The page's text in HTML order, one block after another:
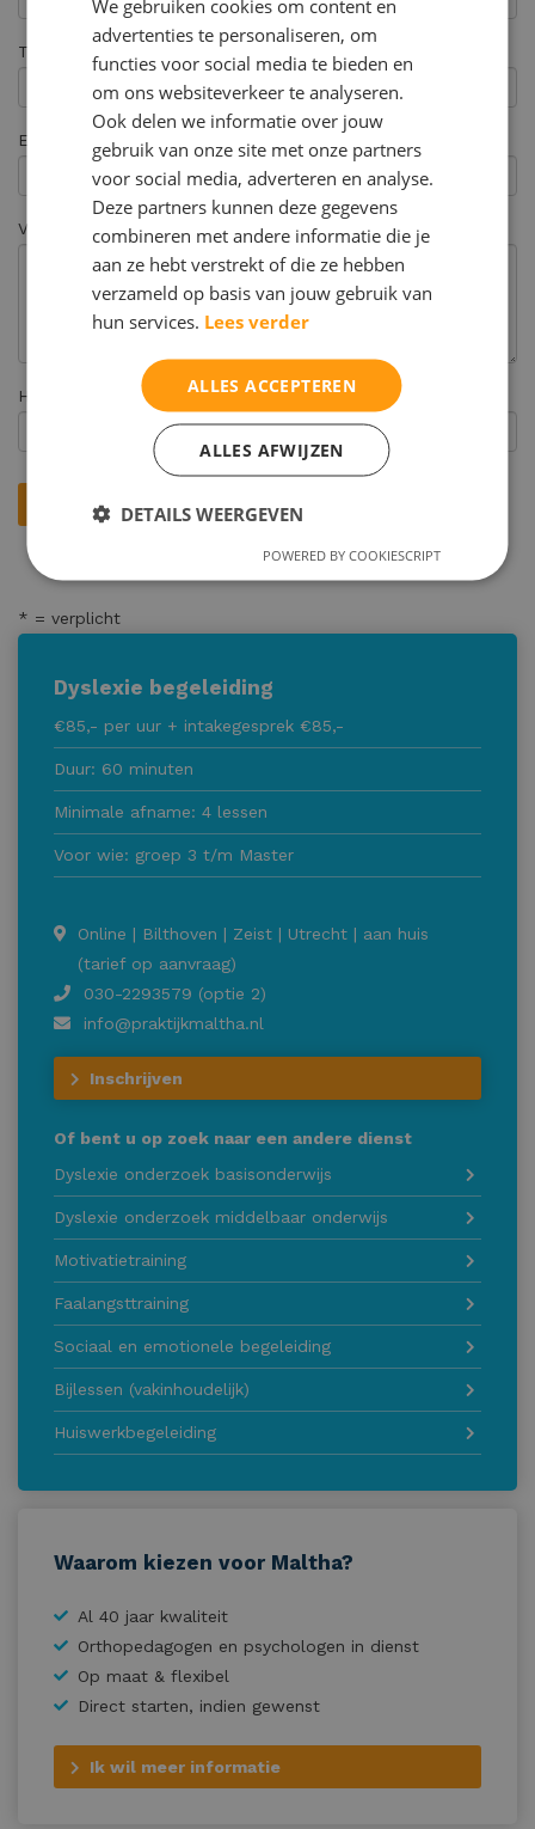
Telefoonnummer
E-mail *
Vraagstelling
Hoe heeft u ons gevonden? *
* = verplicht
Dyslexie begeleiding
€85,- per uur + intakegesprek €85,-
Duur: 60 minuten
Minimale afname: 4 lessen
Voor wie: groep 3 t/m Master
Online | Bilthoven | Zeist | Utrecht | aan huis
(tarief op aanvraag)
030-2293579 (optie 2)
info@praktijkmaltha.nl
Inschrijven
Of bent u op zoek naar een andere dienst
Dyslexie onderzoek basisonderwijs
Dyslexie onderzoek middelbaar onderwijs
Motivatietraining
Faalangsttraining
Sociaal en emotionele begeleiding
Bijlessen (vakinhoudelijk)
Huiswerkbegeleiding
Waarom kiezen voor Maltha?
Al 40 jaar kwaliteit
Orthopedagogen en psychologen in dienst
Op maat & flexibel
Direct starten, indien gewenst
Ik wil meer informatie
We gebruiken cookies om content en
advertenties te personaliseren, om
functies voor social media te bieden en
om ons websiteverkeer te analyseren.
Ook delen we informatie over jouw
gebruik van onze site met onze partners
voor social media, adverteren en analyse.
Deze partners kunnen deze gegevens
combineren met andere informatie die je
aan ze hebt verstrekt of die ze hebben
verzameld op basis van jouw gebruik van
hun services. Lees verder
ALLES ACCEPTEREN
ALLES AFWIJZEN
DETAILS WEERGEVEN
POWERED BY COOKIESCRIPT